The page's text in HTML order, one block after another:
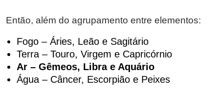
Então, além do agrupamento entre elementos:
Fogo – Áries, Leão e Sagitário
Terra – Touro, Virgem e Capricórnio
Ar – Gêmeos, Libra e Aquário
Água – Câncer, Escorpião e Peixes